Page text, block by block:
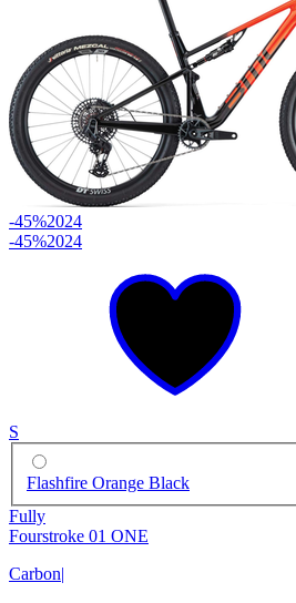
-45%2024
-45%2024
S
Flashfire Orange Black
Fully
Fourstroke 01 ONE
Carbon|